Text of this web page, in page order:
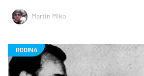
Martin Miko